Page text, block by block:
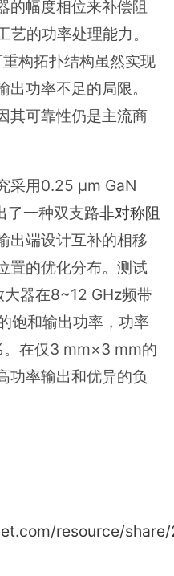
的幅度相位来补偿阻
的功率处理能力。
构拓扑结构虽然实现
功率不足的局限。
其可靠性仍是主流商
采用0.25 μm GaN
了一种双支路非对称阻
出端设计互补的相移
置的优化分布。测试
器在8~12 GHz频带
饱和输出功率，功率
在仅3 mm×3 mm的
功率输出和优异的负
resource/